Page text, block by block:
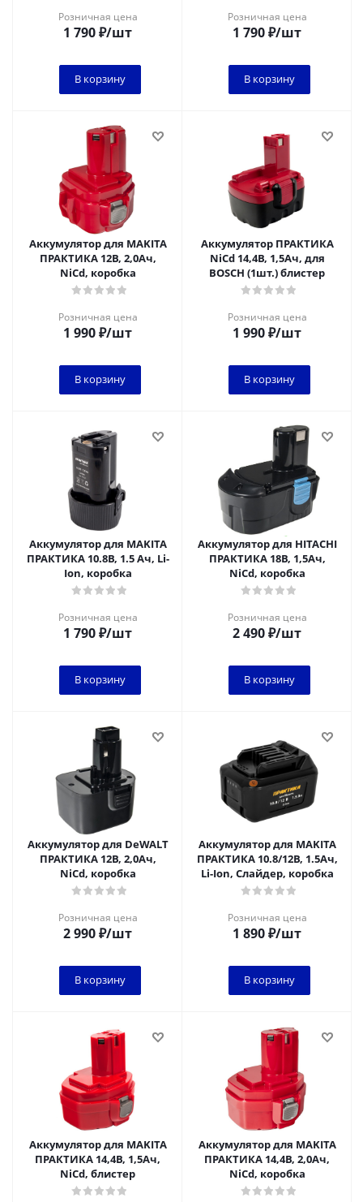
Розничная цена
1 790₽/шт
В корзину
Розничная цена
1 790₽/шт
В корзину
Аккумулятор для MAKITA
ПРАКТИКА 12В, 2,0Ач,
NiCd, коробка
Розничная цена
1 990₽/шт
В корзину
Аккумулятор ПРАКТИКА
NiCd 14,4В, 1,5Ач, для
BOSCH (1шт.) блистер
Розничная цена
1 990₽/шт
В корзину
Аккумулятор для MAKITA
ПРАКТИКА 10.8В, 1.5 Ач, Li-
Ion, коробка
Розничная цена
1 790₽/шт
В корзину
Аккумулятор для HITACHI
ПРАКТИКА 18В, 1,5Ач,
NiCd, коробка
Розничная цена
2 490₽/шт
В корзину
Аккумулятор для DeWALT
ПРАКТИКА 12В, 2,0Ач,
NiCd, коробка
Розничная цена
2 990₽/шт
В корзину
Аккумулятор для MAKITA
ПРАКТИКА 10.8/12В, 1.5Ач,
Li-Ion, Слайдер, коробка
Розничная цена
1 890₽/шт
В корзину
Аккумулятор для MAKITA
ПРАКТИКА 14,4В, 1,5Ач,
NiCd, блистер
Аккумулятор для MAKITA
ПРАКТИКА 14,4В, 2,0Ач,
NiCd, коробка